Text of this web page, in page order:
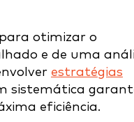
otimizar o
e de uma
estratégias
sistemática
eficiência.